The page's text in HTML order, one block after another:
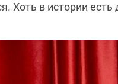
Хоть в истории